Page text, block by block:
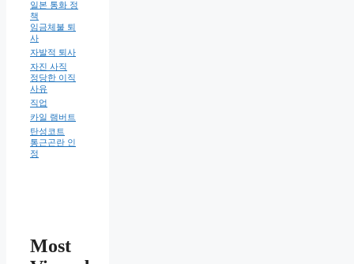
일본 통화 정
책
임금체불 퇴
사
자발적 퇴사
자진 사직
정당한 이직
사유
직업
카일 램버트
탄성코트
통근곤란 인
정
Most